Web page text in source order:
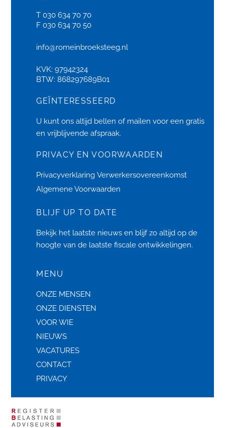
T 030 634 70 70
F 030 634 70 50
info@romeinbroeksteeg.nl
KVK: 97942324
BTW: 868297689B01
GEÏNTERESSEERD
U kunt ons altijd bellen of mailen voor een gratis
en vrijblijvende afspraak.
PRIVACY EN VOORWAARDEN
Privacyverklaring Verwerkersovereenkomst
Algemene Voorwaarden
BLIJF UP TO DATE
Bekijk het laatste nieuws en blijf zo altijd op de
hoogte van de laatste fiscale ontwikkelingen.
MENU
ONZE MENSEN
ONZE DIENSTEN
VOOR WIE
NIEUWS
VACATURES
CONTACT
PRIVACY